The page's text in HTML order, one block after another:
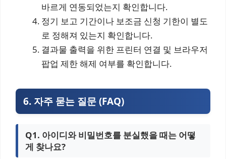
바르게 연동되었는지 확인합니다.
정기 보고 기간이나 보조금 신청 기한이 별도
로 정해져 있는지 확인합니다.
결과물 출력을 위한 프린터 연결 및 브라우저
팝업 제한 해제 여부를 확인합니다.
6. 자주 묻는 질문 (FAQ)
Q1. 아이디와 비밀번호를 분실했을 때는 어떻
게 찾나요?